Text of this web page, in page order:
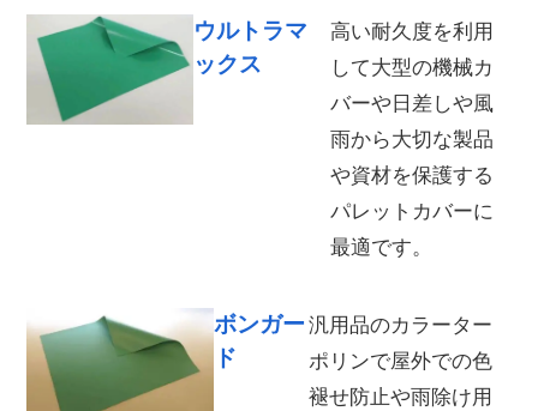
ウルトラマ
ックス
高い耐久度を利用
して大型の機械カ
バーや日差しや風
雨から大切な製品
や資材を保護する
パレットカバーに
最適です。
ボンガー
ド
汎用品のカラーター
ポリンで屋外での色
褪せ防止や雨除け用